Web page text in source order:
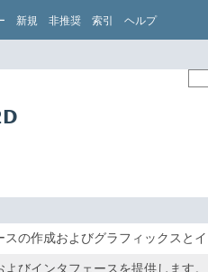
新規 非推奨 索引 ヘルプ
の作成およびグラフィックスと
びインタフェースを提供します。